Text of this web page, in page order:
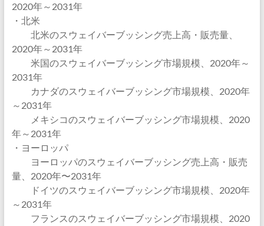
2020年～2031年
・北米
北米のスウェイバーブッシング売上高・販売量、
2020年～2031年
米国のスウェイバーブッシング市場規模、2020年～
2031年
カナダのスウェイバーブッシング市場規模、2020年
～2031年
メキシコのスウェイバーブッシング市場規模、2020
年～2031年
・ヨーロッパ
ヨーロッパのスウェイバーブッシング売上高・販売
量、2020年〜2031年
ドイツのスウェイバーブッシング市場規模、2020年
～2031年
フランスのスウェイバーブッシング市場規模、2020